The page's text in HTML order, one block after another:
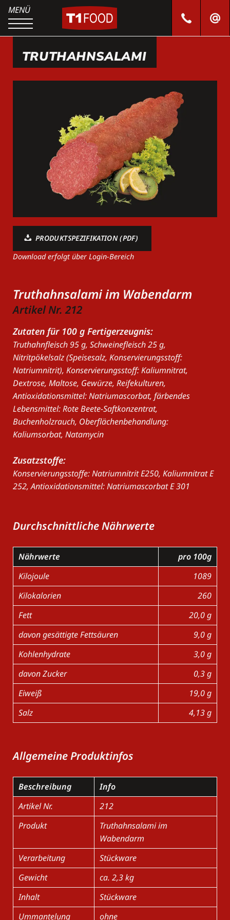
TRUTHAHNSALAMI
PRODUKTSPEZIFIKATION (PDF)
Download erfolgt über Login-Bereich
Truthahnsalami im Wabendarm
Artikel Nr. 212
Zutaten für 100 g Fertigerzeugnis:
Truthahnfleisch 95 g, Schweinefleisch 25 g,
Nitritpökelsalz (Speisesalz, Konservierungsstoff:
Natriumnitrit), Konservierungsstoff: Kaliumnitrat,
Dextrose, Maltose, Gewürze, Reifekulturen,
Antioxidationsmittel: Natriumascorbat, färbendes
Lebensmittel: Rote Beete-Saftkonzentrat,
Buchenholzrauch, Oberflächenbehandlung:
Kaliumsorbat, Natamycin
Zusatzstoffe:
Konservierungsstoffe: Natriumnitrit E250, Kaliumnitrat E
252, Antioxidationsmittel: Natriumascorbat E 301
Durchschnittliche Nährwerte
Nährwerte
pro 100g
Kilojoule
1089
Kilokalorien
260
Fett
20,0 g
davon gesättigte Fettsäuren
9,0 g
Kohlenhydrate
3,0 g
davon Zucker
0,3 g
Eiweiß
19,0 g
Salz
4,13 g
Allgemeine Produktinfos
Beschreibung
Info
Artikel Nr.
212
Produkt
Truthahnsalami im
Wabendarm
Verarbeitung
Stückware
Gewicht
ca. 2,3 kg
Inhalt
Stückware
Ummantelung
ohne